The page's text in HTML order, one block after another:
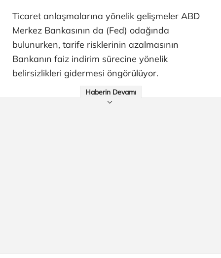
Ticaret anlaşmalarına yönelik gelişmeler ABD
Merkez Bankasının da (Fed) odağında
bulunurken, tarife risklerinin azalmasının
Bankanın faiz indirim sürecine yönelik
belirsizlikleri gidermesi öngörülüyor.
Haberin Devamı